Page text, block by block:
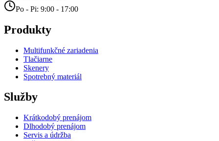
Po - Pi: 9:00 - 17:00
Produkty
Multifunkčné zariadenia
Tlačiarne
Skenery
Spotrebný materiál
Služby
Krátkodobý prenájom
Dlhodobý prenájom
Servis a údržba